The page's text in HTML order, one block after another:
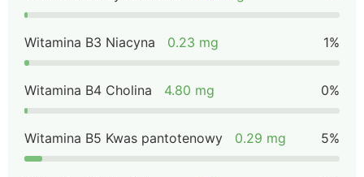
Witamina B3 Niacyna 0.23 mg 1%
Witamina B4 Cholina 4.80 mg 0%
Witamina B5 Kwas pantotenowy 0.29 mg 5%